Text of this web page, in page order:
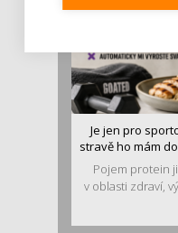
Je jen pro
stravě ho mám
Pojem protein
v oblasti zdraví,